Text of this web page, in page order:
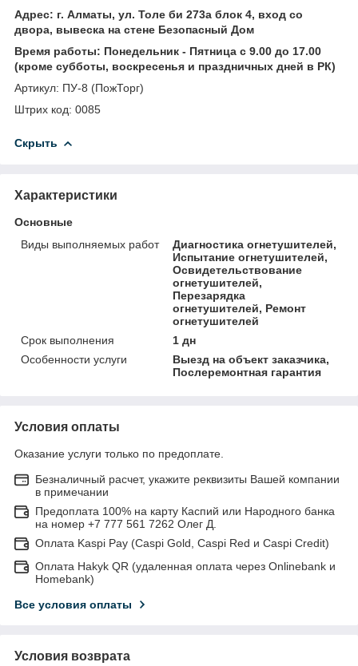
Адрес: г. Алматы, ул. Толе би 273а блок 4, вход со
двора, вывеска на стене Безопасный Дом
Время работы: Понедельник - Пятница с 9.00 до 17.00
(кроме субботы, воскресенья и праздничных дней в РК)
Артикул: ПУ-8 (ПожТорг)
Штрих код: 0085
Скрыть
Характеристики
Основные
Виды выполняемых работ
Диагностика огнетушителей,
Испытание огнетушителей,
Освидетельствование
огнетушителей,
Перезарядка
огнетушителей, Ремонт
огнетушителей
Срок выполнения
1 дн
Особенности услуги
Выезд на объект заказчика,
Послеремонтная гарантия
Условия оплаты
Оказание услуги только по предоплате.
Безналичный расчет, укажите реквизиты Вашей компании
в примечании
Предоплата 100% на карту Каспий или Народного банка
на номер +7 777 561 7262 Олег Д.
Оплата Kaspi Pay (Caspi Gold, Caspi Red и Caspi Credit)
Оплата Hakyk QR (удаленная оплата через Onlinebank и
Homebank)
Все условия оплаты
Условия возврата